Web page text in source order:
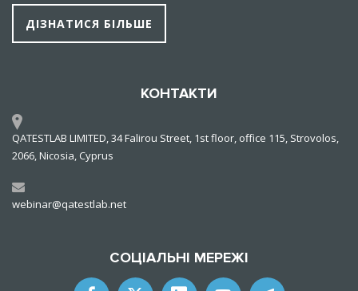
ДІЗНАТИСЯ БІЛЬШЕ
КОНТАКТИ
QATESTLAB LIMITED, 34 Falirou Street, 1st floor, office 115, Strovolos,
2066, Nicosia, Cyprus
webinar@qatestlab.net
СОЦІАЛЬНІ МЕРЕЖІ